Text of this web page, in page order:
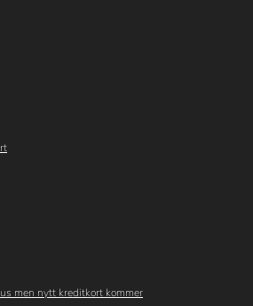
men nytt kreditkort kommer